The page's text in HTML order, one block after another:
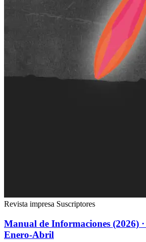
Revista impresa Suscriptores
Manual de Informaciones (2026) ·
Enero-Abril